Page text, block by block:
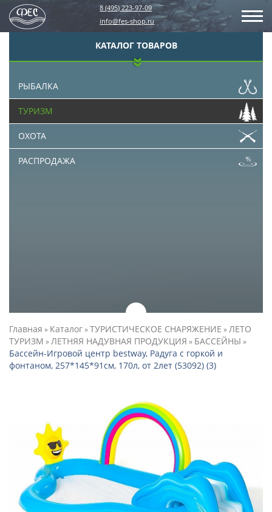
8 (495) 223-97-09
info@fes-shop.ru
КАТАЛОГ ТОВАРОВ
РЫБАЛКА
ТУРИЗМ
ОХОТА
РАСПРОДАЖА
Главная » Каталог»ТУРИСТИЧЕСКОЕ СНАРЯЖЕНИЕ »ЛЕТО
ТУРИЗМ »ЛЕТНЯЯ НАДУВНАЯ ПРОДУКЦИЯ » БАССЕЙНЫ »
Бассейн-Игровой центр bestway, Радуга с горкой и
фонтаном, 257*145*91см, 170л, от 2лет (53092) (3)